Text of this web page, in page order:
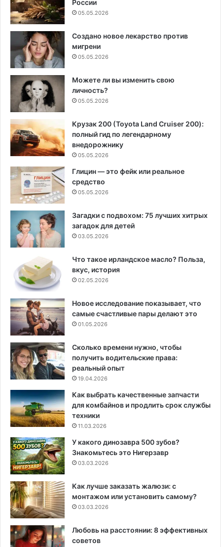
России
05.05.2026
Создано новое лекарство против
мигрени
05.05.2026
Можете ли вы изменить свою
личность?
05.05.2026
Крузак 200 (Toyota Land Cruiser 200):
полный гид по легендарному
внедорожнику
05.05.2026
Глицин — это фейк или реальное
средство
05.05.2026
Загадки с подвохом: 75 лучших хитрых
загадок для детей
03.05.2026
Что такое ирландское масло? Польза,
вкус, история
02.05.2026
Новое исследование показывает, что
самые счастливые пары делают это
01.05.2026
Сколько времени нужно, чтобы
получить водительские права:
реальный опыт
19.04.2026
Как выбрать качественные запчасти
для комбайнов и продлить срок службы
техники
11.03.2026
У какого динозавра 500 зубов?
Знакомьтесь это Нигерзавр
03.03.2026
Как лучше заказать жалюзи: с
монтажом или установить самому?
03.03.2026
Любовь на расстоянии: 8 эффективных
советов